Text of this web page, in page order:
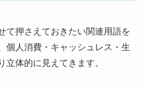
て押さえておきたい関連用語を
個人消費・キャッシュレス・生
立体的に見えてきます。